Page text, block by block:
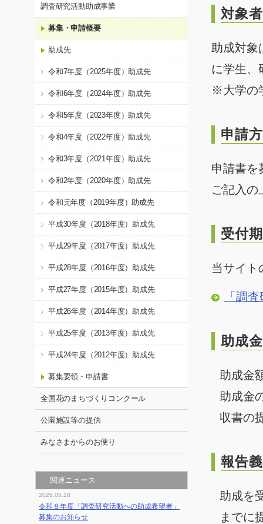
対象者
助成対
に学生、
※大学の
申請
申請書を
ご記入の
受付
当サイト
「調
助成金
助成金
助成金
収書の
報告
助成を
までに
調査研究活動助成事業
募集・申請概要
助成先
令和7年度（2025年度）助成先
令和6年度（2024年度）助成先
令和5年度（2023年度）助成先
令和4年度（2022年度）助成先
令和3年度（2021年度）助成先
令和2年度（2020年度）助成先
令和元年度（2019年度）助成先
平成30年度（2018年度）助成先
平成29年度（2017年度）助成先
平成28年度（2016年度）助成先
平成27年度（2015年度）助成先
平成26年度（2014年度）助成先
平成25年度（2013年度）助成先
平成24年度（2012年度）助成先
募集要領・申請書
全国花のまちづくりコンクール
公園施設等の提供
みなさまからのお便り
関連ニュース
2026.05.18
令和８年度「調査研究活動への助成希望者」
募集のお知らせ